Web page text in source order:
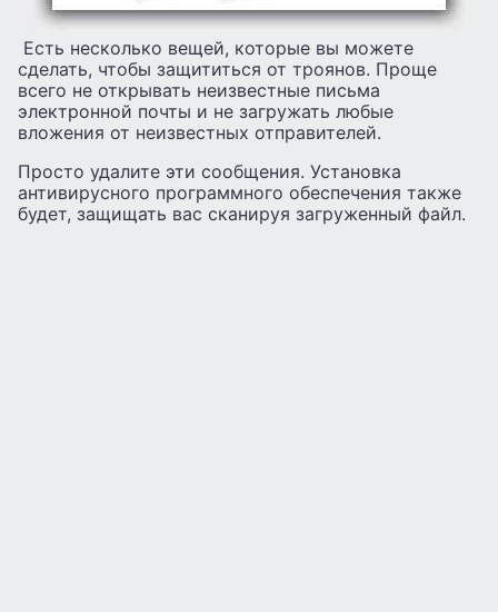
Есть несколько вещей, которые вы можете
сделать, чтобы защититься от троянов. Проще
всего не открывать неизвестные письма
электронной почты и не загружать любые
вложения от неизвестных отправителей.
Просто удалите эти сообщения. Установка
антивирусного программного обеспечения также
будет, защищать вас сканируя загруженный файл.